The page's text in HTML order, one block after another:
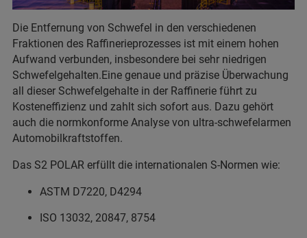
Die Entfernung von Schwefel in den verschiedenen
Fraktionen des Raffinerieprozesses ist mit einem hohen
Aufwand verbunden, insbesondere bei sehr niedrigen
Schwefelgehalten.Eine genaue und präzise Überwachung
all dieser Schwefelgehalte in der Raffinerie führt zu
Kosteneffizienz und zahlt sich sofort aus. Dazu gehört
auch die normkonforme Analyse von ultra-schwefelarmen
Automobilkraftstoffen.
Das S2 POLAR erfüllt die internationalen S-Normen wie:
ASTM D7220, D4294
ISO 13032, 20847, 8754